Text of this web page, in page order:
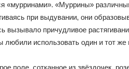
«мурринами». «Муррины»
при выдувании, они
вызывало причудливое
любили использовать один и тот
поле, сотканное из звёздочек,